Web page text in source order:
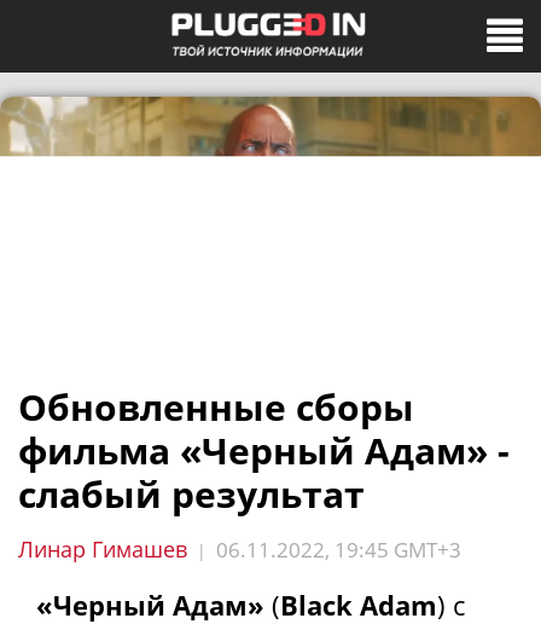
Обновленные сборы
фильма «Черный Адам» -
слабый результат
Линар Гимашев | 06.11.2022, 19:45 GMT+3
«Черный Адам» (Black Adam) с